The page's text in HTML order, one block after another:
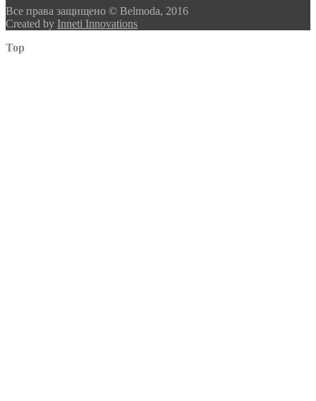
Все права защищено © Belmoda, 2016
Created by Inneti Innovations
Top